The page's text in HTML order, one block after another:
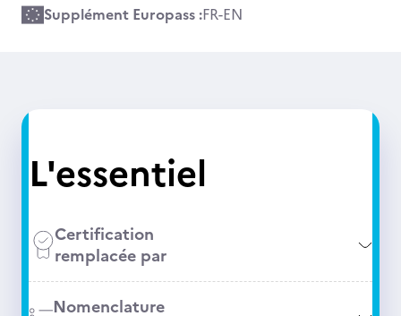
Supplément Europass :FR-EN
L'essentiel
Certification
remplacée par
Nomenclature